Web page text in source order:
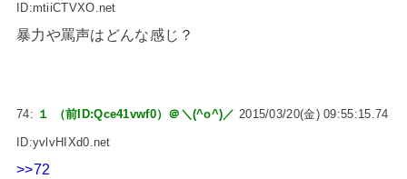
ID:mtiiCTVXO.net
暴力や罵声はどんな感じ？
74: １ （前ID:Qce41vwf0）＠＼(^o^)／ 2015/03/20(金) 09:55:15.74
ID:yvlvHIXd0.net
>>72